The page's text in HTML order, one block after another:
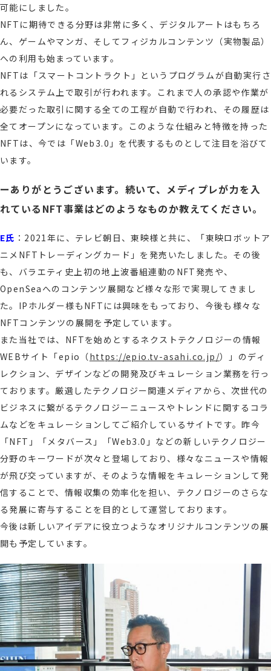
可能にしました。
NFTに期待できる分野は非常に多く、デジタルアートはもちろ
ん、ゲームやマンガ、そしてフィジカルコンテンツ（実物製品）
への利用も始まっています。
NFTは「スマートコントラクト」というプログラムが自動実行さ
れるシステム上で取引が行われます。
これまで人の承認や作業が
必要だった取引に関する全ての工程が 自動で行われ、その履歴は
全てオープンになっています。このような仕組みと特徴を持った
NFTは、今では「Web3.0」を代表するものとして注目を浴びて
います。
ーありがとうございます。続いて、メディプレが力を入
れているNFT事業はどのようなものか教えてください。
E氏 ：2021年に、テレビ朝日、東映様と共に、「東映ロボットア
ニメNFTトレーディングカード」を発売いたしました。その後
も、バラエティ史上初の地上波番組連動のNFT発売や、
OpenSeaへのコンテンツ展開など様々な形で実現してきまし
た。IPホルダー様もNFTには興味をもっており、今後も様々な
NFTコンテンツの展開を予定しています。
また当社では、NFTを始めとするネクストテクノロジーの情報
WEBサイト「epio （https://epio.tv-asahi.co.jp/）
」のディ
レクション、デザインなどの開発及びキュレーション業務を行っ
ております。厳選したテクノロジー関連メディアから、次世代の
ビジネスに繋がるテクノロジーニュースやトレンドに関するコラ
ムなどをキュレーションしてご紹介しているサイトです。昨今
「NFT」「メタバース」「Web3.0」などの新しいテクノロジー
分野のキーワードが次々と登場しており、様々なニュースや情報
が飛び交っていますが、そのような情報をキュレーションして発
信することで、情報収集の効率化を担い、テクノロジーのさらな
る発展に寄与することを目的として運営しております。
今後は新しいアイデアに役立つようなオリジナルコンテンツの展
開も予定しています。